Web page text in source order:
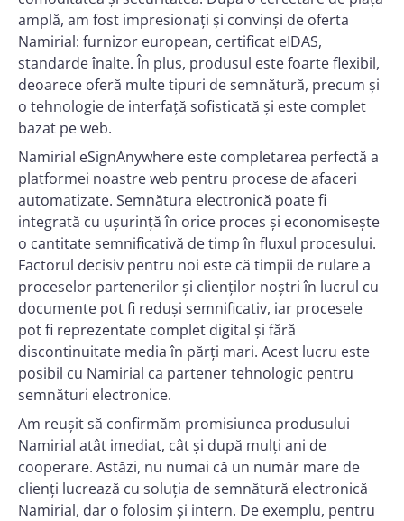
amplă, am fost impresionați și convinși de oferta
Namirial: furnizor european, certificat eIDAS,
standarde înalte. În plus, produsul este foarte flexibil,
deoarece oferă multe tipuri de semnătură, precum și
o tehnologie de interfață sofisticată și este complet
bazat pe web.
Namirial eSignAnywhere este completarea perfectă a
platformei noastre web pentru procese de afaceri
automatizate. Semnătura electronică poate fi
integrată cu ușurință în orice proces și economisește
o cantitate semnificativă de timp în fluxul procesului.
Factorul decisiv pentru noi este că timpii de rulare a
proceselor partenerilor și clienților noștri în lucrul cu
documente pot fi reduși semnificativ, iar procesele
pot fi reprezentate complet digital și fără
discontinuitate media în părți mari. Acest lucru este
posibil cu Namirial ca partener tehnologic pentru
semnături electronice.
Am reușit să confirmăm promisiunea produsului
Namirial atât imediat, cât și după mulți ani de
cooperare. Astăzi, nu numai că un număr mare de
clienți lucrează cu soluția de semnătură electronică
Namirial, dar o folosim și intern. De exemplu, pentru